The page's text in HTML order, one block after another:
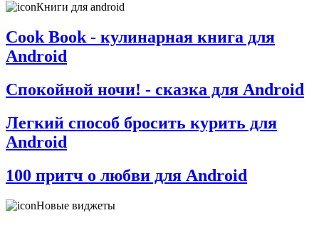
Книги для android
Cook Book - кулинарная книга для
Android
Спокойной ночи! - сказка для Android
Легкий способ бросить курить для
Android
100 притч о любви для Android
Новые виджеты